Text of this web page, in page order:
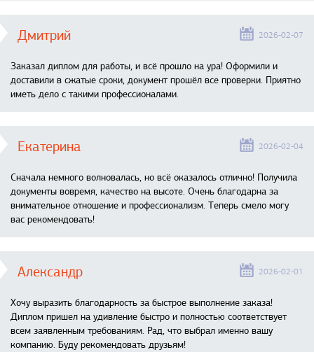
Дмитрий 2026-02-07
Заказал диплом для работы, и всё прошло на ура! Оформили и
доставили в сжатые сроки, документ прошёл все проверки. Приятно
иметь дело с такими профессионалами.
Екатерина 2026-02-04
Сначала немного волновалась, но всё оказалось отлично! Получила
документы вовремя, качество на высоте. Очень благодарна за
внимательное отношение и профессионализм. Теперь смело могу
вас рекомендовать!
Александр 2026-02-01
Хочу выразить благодарность за быстрое выполнение заказа!
Диплом пришел на удивление быстро и полностью соответствует
всем заявленным требованиям. Рад, что выбрал именно вашу
компанию. Буду рекомендовать друзьям!